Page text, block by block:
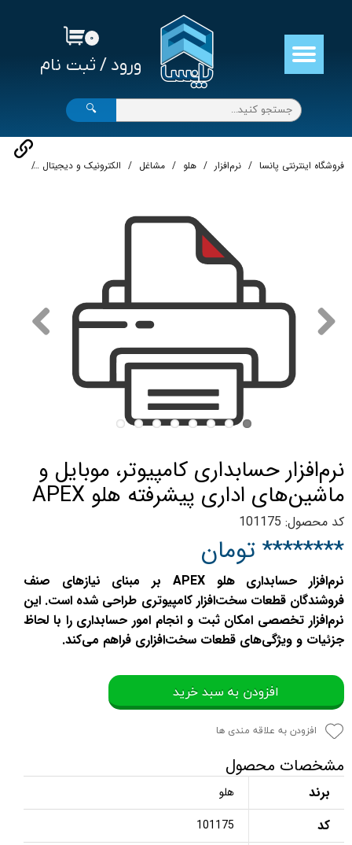
ورود / ثبت نام
حساب کاربری من
تغییر گذر واژه
سفارشات
خروج از حساب کاربری
۰
🔍
فروشگاه اینترنتی پانسا نرم‌افزار هلو مشاغل الکترونیک و دیجیتال
نرم‌افزار حسابداری کامپیوتر، موبایل و
ماشین‌های اداری پیشرفته هلو APEX
کد محصول: 101175
******** تومان
نرم‌افزار حسابداری هلو APEX بر مبنای نیازهای صنف
فروشندگان قطعات سخت‌افزار کامپیوتری طراحی شده است. این
نرم‌افزار تخصصی امکان ثبت و انجام امور حسابداری را با لحاظ
جزئیات و ویژگی‌های قطعات سخت‌افزاری فراهم می‌کند.
افزودن به سبد خرید
افزودن به علاقه مندی ها
مشخصات محصول
برند هلو
کد 101175